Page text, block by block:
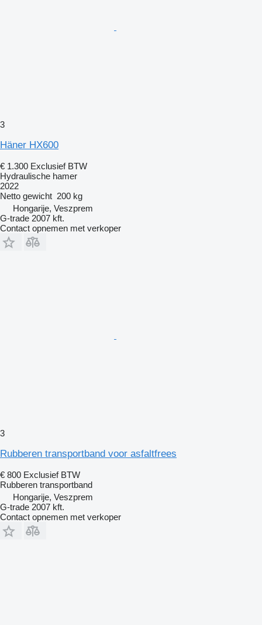
3
Häner HX600
€ 1.300 Exclusief BTW
Hydraulische hamer
2022
Netto gewicht 200 kg
Hongarije, Veszprem
G-trade 2007 kft.
Contact opnemen met verkoper
3
Rubberen transportband voor asfaltfrees
€ 800 Exclusief BTW
Rubberen transportband
Hongarije, Veszprem
G-trade 2007 kft.
Contact opnemen met verkoper